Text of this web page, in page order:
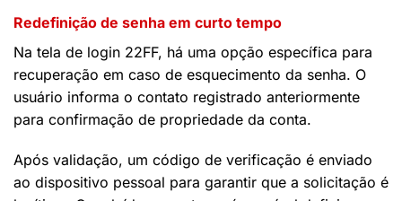
Redefinição de senha em curto tempo
Na tela de login 22FF, há uma opção específica para
recuperação em caso de esquecimento da senha. O
usuário informa o contato registrado anteriormente
para confirmação de propriedade da conta.
Após validação, um código de verificação é enviado
ao dispositivo pessoal para garantir que a solicitação é